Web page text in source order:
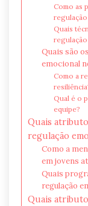
Como as
Quais
Quais são
emocional
Como a
Qual é o
equipe?
Quais
regulação
Como a
em jovens
Quais
regulação
Quais